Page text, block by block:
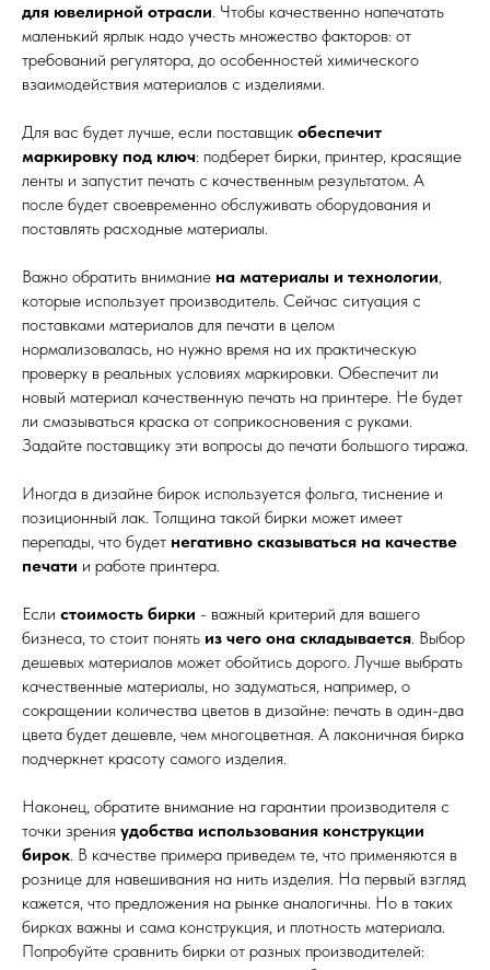
для ювелирной отрасли. Чтобы качественно напечатать
маленький ярлык надо учесть множество факторов: от
требований регулятора, до особенностей химического
взаимодействия материалов с изделиями.
Для вас будет лучше, если поставщик обеспечит
маркировку под ключ: подберет бирки, принтер, красящие
ленты и запустит печать с качественным результатом. А
после будет своевременно обслуживать оборудования и
поставлять расходные материалы.
Важно обратить внимание на материалы и технологии,
которые использует производитель. Сейчас ситуация с
поставками материалов для печати в целом
нормализовалась, но нужно время на их практическую
проверку в реальных условиях маркировки. Обеспечит ли
новый материал качественную печать на принтере. Не будет
ли смазываться краска от соприкосновения с руками.
Задайте поставщику эти вопросы до печати большого тиража.
Иногда в дизайне бирок используется фольга, тиснение и
позиционный лак. Толщина такой бирки может имеет
перепады, что будет негативно сказываться на качестве
печати и работе принтера.
Если стоимость бирки - важный критерий для вашего
бизнеса, то стоит понять из чего она складывается. Выбор
дешевых материалов может обойтись дорого. Лучше выбрать
качественные материалы, но задуматься, например, о
сокращении количества цветов в дизайне: печать в один-два
цвета будет дешевле, чем многоцветная. А лаконичная бирка
подчеркнет красоту самого изделия.
Наконец, обратите внимание на гарантии производителя с
точки зрения удобства использования конструкции
бирок. В качестве примера приведем те, что применяются в
рознице для навешивания на нить изделия. На первый взгляд
кажется, что предложения на рынке аналогичны. Но в таких
бирках важны и сама конструкция, и плотность материала.
Попробуйте сравнить бирки от разных производителей: